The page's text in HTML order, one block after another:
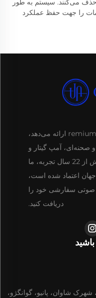
می‌کنند. سیستم به طور
را جهت حفظ عملکرد
تکنولوژی Aa1 محصولات صوتی پremium ارائه می‌دهد،
آمپ گیتار و
بلوزتوث‌های با کیفیت بالا. با بیش از 22 سال تجربه، ما
اعتماد شده است،
صوتی سفارشی خود را
دریافت کنید.
شهرک شاوان، پانیو، گوانگژو،